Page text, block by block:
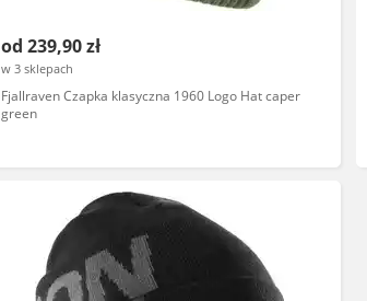
od 239,90 zł
w 3 sklepach
Fjallraven Czapka klasyczna 1960 Logo Hat caper
green